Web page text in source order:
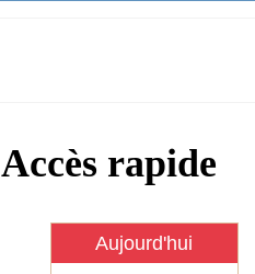
Accès rapide
Aujourd'hui